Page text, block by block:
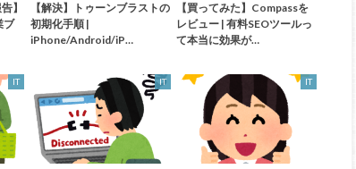
】
ブ
【解決】トゥーンブラストの
初期化手順 |
iPhone/Android/iP…
【買ってみた】Compassを
レビュー | 有料SEOツールっ
て本当に効果が…
IT IT IT